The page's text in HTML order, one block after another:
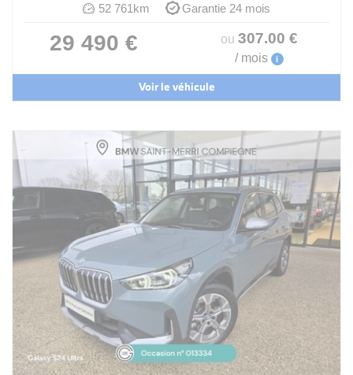
52 761km
Garantie 24 mois
29 490 € ou 307.00 €
/ mois i
Voir le véhicule